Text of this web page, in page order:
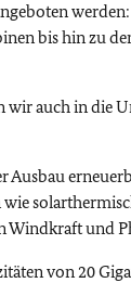
bis hin zu
wir auch in die
Ausbau
Windkraft und
von 20